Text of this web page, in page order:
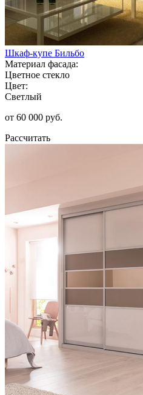
Шкаф-купе Бильбо
Материал фасада:
Цветное стекло
Цвет:
Светлый
от 60 000 руб.
Рассчитать